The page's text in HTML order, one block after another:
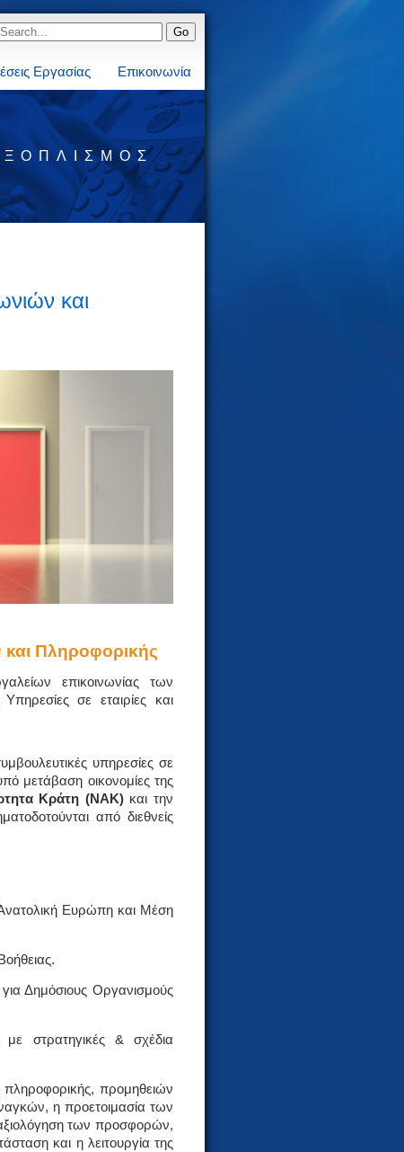
Εργασίας Επικοινωνία
και
και Πληροφορικής
επικοινωνίας των
σε εταιρίες και
υπηρεσίες σε
μετάβαση οικονομίες της
Κράτη (ΝΑΚ)και την
από διεθνείς
Ευρώπη και Μέση
Δημόσιους Οργανισμούς
στρατηγικές & σχέδια
πληροφορικής, προμηθειών
η προετοιμασία των
των προσφορών,
και η λειτουργία της